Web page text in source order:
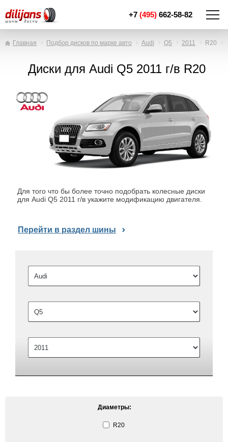
+7 (495) 662-58-82
Главная Подбор дисков по марке авто Audi Q5 2011 R20
Диски для Audi Q5 2011 г/в R20
Для того что бы более точно подобрать колесные диски
для Audi Q5 2011 г/в укажите модификацию двигателя.
Перейти в раздел шины
Диаметры:
R20